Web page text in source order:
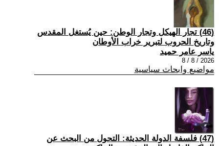
(46) تجار الهيكل وتجار الوطن: حين يُستغل المقدس
وتاريخ الحروب لتبرير خراب الأوطان
ياسر عامر حميد
2026 / 8 / 8
مواضيع وابحاث سياسية
(47) فلسفة الدولة الحديثة: التحول من البحث عن